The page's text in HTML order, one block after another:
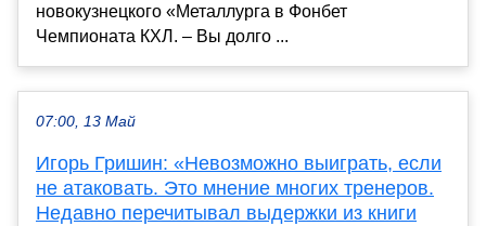
новокузнецкого «Металлурга в Фонбет
Чемпионата КХЛ. – Вы долго ...
07:00, 13 Май
Игорь Гришин: «Невозможно выиграть, если
не атаковать. Это мнение многих тренеров.
Недавно перечитывал выдержки из книги